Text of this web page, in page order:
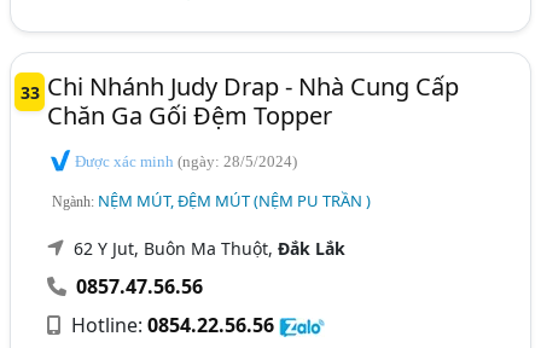
33 Chi Nhánh Judy Drap - Nhà Cung Cấp
Chăn Ga Gối Đệm Topper
Được xác minh(ngày: 28/5/2024)
Ngành: NỆM MÚT, ĐỆM MÚT (NỆM PU TRẦN )
62 Y Jut, Buôn Ma Thuột,Đắk Lắk
0857.47.56.56
Hotline:0854.22.56.56